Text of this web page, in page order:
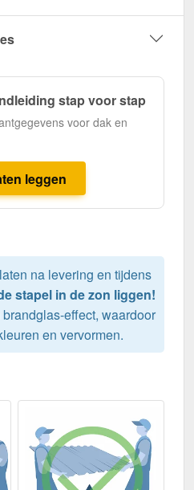
stap voor stap
voor dak en
leggen
na levering en tijdens
stapel in de zon liggen!
effect, waardoor
en vervormen.